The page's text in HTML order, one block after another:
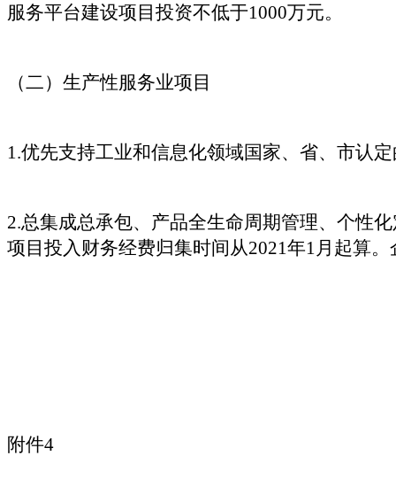
服务平台建设项目投资不低于1000万元。
（二）生产性服务业项目
1.优先支持工业和信息化领域国家、省、市认
2.总集成总承包、产品全生命周期管理、个性
项目投入财务经费归集时间从2021年1月起算
附件4